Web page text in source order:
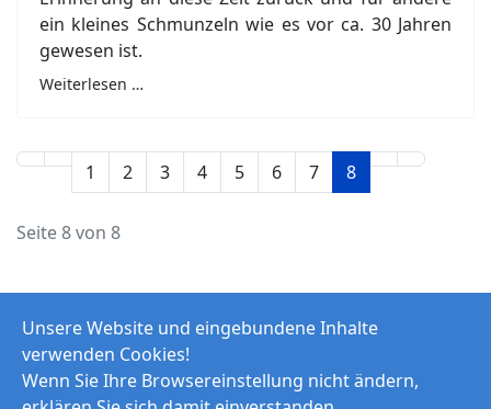
ein kleines Schmunzeln wie es vor ca. 30 Jahren
gewesen ist.
Weiterlesen …
1 2 3 4 5 6 7 8
Seite 8 von 8
Unsere Website und eingebundene Inhalte
verwenden Cookies!
Wenn Sie Ihre Browsereinstellung nicht ändern,